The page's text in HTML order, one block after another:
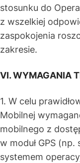
stosunku do
z wszelkiej
zaspokojenia
zakresie.
VI. WYMAGANIA
1. W celu
Mobilnej
mobilnego z
w moduł GPS
systemem